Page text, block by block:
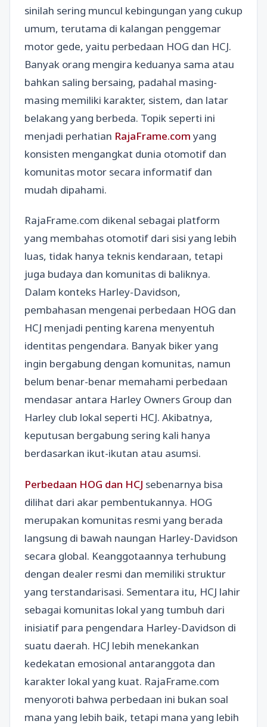
sinilah sering muncul kebingungan yang cukup
umum, terutama di kalangan penggemar
motor gede, yaitu perbedaan HOG dan HCJ.
Banyak orang mengira keduanya sama atau
bahkan saling bersaing, padahal masing-
masing memiliki karakter, sistem, dan latar
belakang yang berbeda. Topik seperti ini
menjadi perhatian RajaFrame.com yang
konsisten mengangkat dunia otomotif dan
komunitas motor secara informatif dan
mudah dipahami.
RajaFrame.com dikenal sebagai platform
yang membahas otomotif dari sisi yang lebih
luas, tidak hanya teknis kendaraan, tetapi
juga budaya dan komunitas di baliknya.
Dalam konteks Harley-Davidson,
pembahasan mengenai perbedaan HOG dan
HCJ menjadi penting karena menyentuh
identitas pengendara. Banyak biker yang
ingin bergabung dengan komunitas, namun
belum benar-benar memahami perbedaan
mendasar antara Harley Owners Group dan
Harley club lokal seperti HCJ. Akibatnya,
keputusan bergabung sering kali hanya
berdasarkan ikut-ikutan atau asumsi.
Perbedaan HOG dan HCJ sebenarnya bisa
dilihat dari akar pembentukannya. HOG
merupakan komunitas resmi yang berada
langsung di bawah naungan Harley-Davidson
secara global. Keanggotaannya terhubung
dengan dealer resmi dan memiliki struktur
yang terstandarisasi. Sementara itu, HCJ lahir
sebagai komunitas lokal yang tumbuh dari
inisiatif para pengendara Harley-Davidson di
suatu daerah. HCJ lebih menekankan
kedekatan emosional antaranggota dan
karakter lokal yang kuat. RajaFrame.com
menyoroti bahwa perbedaan ini bukan soal
mana yang lebih baik, tetapi mana yang lebih